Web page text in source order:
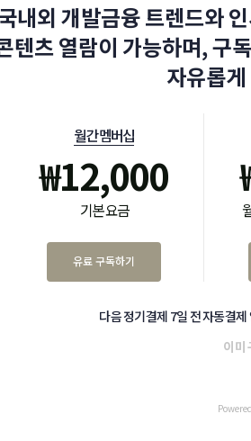
내외 개발금융 트렌드와
텐츠 열람이 가능하며, 구
자유롭
월간 멤버십
₩12,000
기본 요금
유료 구독하기
다음 정기결제 7일 전 자동결
이미